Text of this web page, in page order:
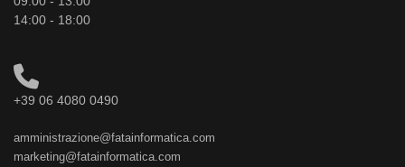
14:00 - 18:00
+39 06 4080 0490
amministrazione@fatainformatica.com
marketing@fatainformatica.com